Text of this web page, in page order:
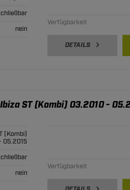
nein
Verfügbarkeit
DETAILS
ST (Kombi) 03.2010 -
(Kombi)
05.2015
nein
Verfügbarkeit